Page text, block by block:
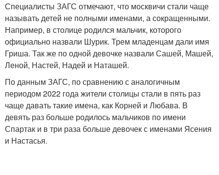
Специалисты ЗАГС отмечают, что москвичи стали чаще
называть детей не полными именами, а сокращенными.
Например, в столице родился мальчик, которого
официально назвали Шурик. Трем младенцам дали имя
Гриша. Так же по одной девочке назвали Сашей, Машей,
Леной, Настей, Надей и Наташей.
По данным ЗАГС, по сравнению с аналогичным
периодом 2022 года жители столицы стали в пять раз
чаще давать такие имена, как Корней и Любава. В
девять раз больше родилось мальчиков по имени
Спартак и в три раза больше девочек с именами Ясения
и Настасья.